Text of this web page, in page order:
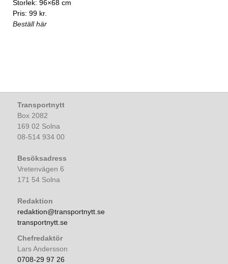
Storlek: 96×68 cm
Pris: 99 kr.
Beställ här
Transportnytt
Box 2082
169 02 Solna
08-514 934 00
Besöksadress
Vretenvägen 6
171 54 Solna
Redaktion
redaktion@transportnytt.se
transportnytt.se
Chefredaktör
Lars Andersson
0708-29 97 26